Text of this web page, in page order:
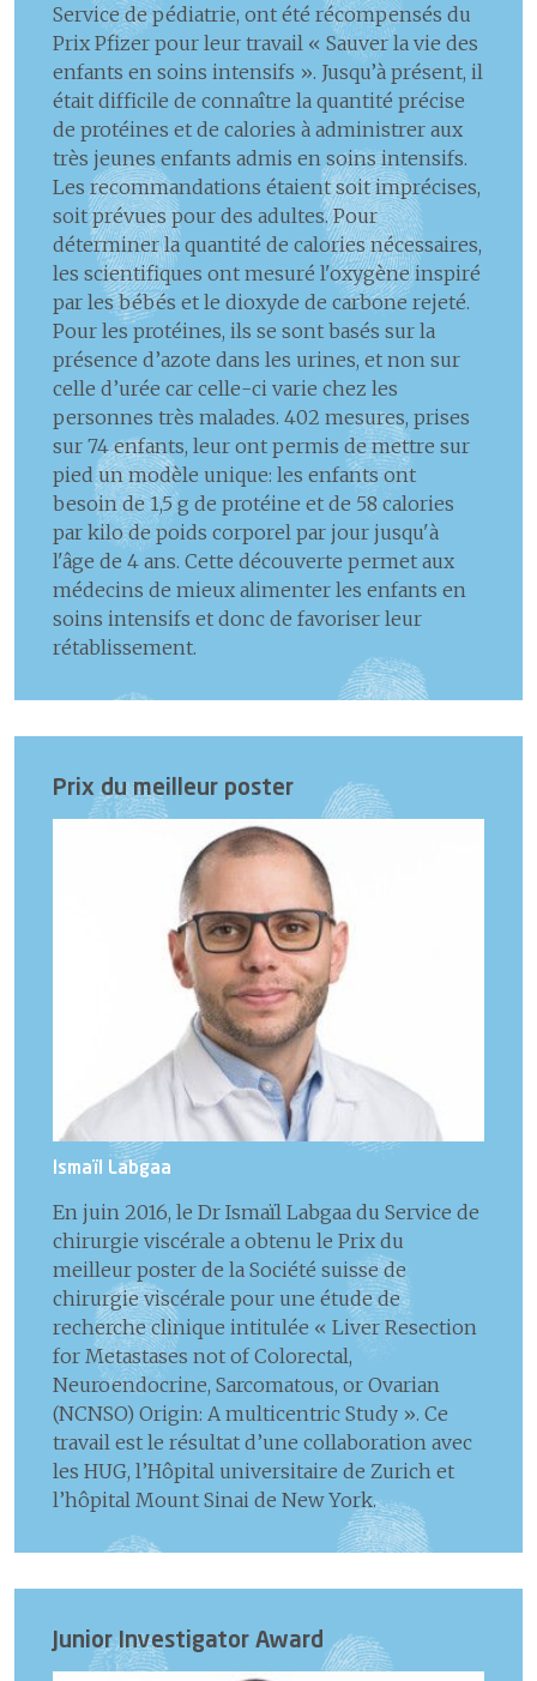
Service de pédiatrie, ont été récompensés du
Prix Pfizer pour leur travail « Sauver la vie des
enfants en soins intensifs ». Jusqu’à présent, il
était difficile de connaître la quantité précise
de protéines et de calories à administrer aux
très jeunes enfants admis en soins intensifs.
Les recommandations étaient soit imprécises,
soit prévues pour des adultes. Pour
déterminer la quantité de calories nécessaires,
les scientifiques ont mesuré l'oxygène inspiré
par les bébés et le dioxyde de carbone rejeté.
Pour les protéines, ils se sont basés sur la
présence d’azote dans les urines, et non sur
celle d’urée car celle-ci varie chez les
personnes très malades. 402 mesures, prises
sur 74 enfants, leur ont permis de mettre sur
pied un modèle unique: les enfants ont
besoin de 1,5 g de protéine et de 58 calories
par kilo de poids corporel par jour jusqu'à
l'âge de 4 ans. Cette découverte permet aux
médecins de mieux alimenter les enfants en
soins intensifs et donc de favoriser leur
rétablissement.
Prix du meilleur poster
Ismaïl Labgaa
En juin 2016, le Dr Ismaïl Labgaa du Service de
chirurgie viscérale a obtenu le Prix du
meilleur poster de la Société suisse de
chirurgie viscérale pour une étude de
recherche clinique intitulée « Liver Resection
for Metastases not of Colorectal,
Neuroendocrine, Sarcomatous, or Ovarian
(NCNSO) Origin: A multicentric Study ». Ce
travail est le résultat d’une collaboration avec
les HUG, l’Hôpital universitaire de Zurich et
l’hôpital Mount Sinai de New York.
Junior Investigator Award